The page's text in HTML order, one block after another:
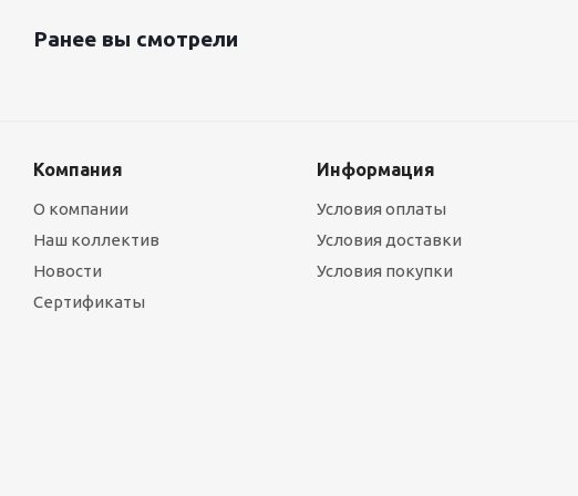
Ранее вы смотрели
Компания
О компании
Наш коллектив
Новости
Сертификаты
Информация
Условия оплаты
Условия доставки
Условия покупки